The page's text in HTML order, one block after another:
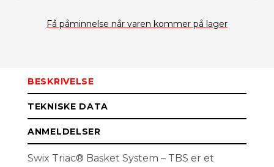
Få påminnelse når varen kommer på lager
BESKRIVELSE
TEKNISKE DATA
ANMELDELSER
Swix Triac® Basket System – TBS er et